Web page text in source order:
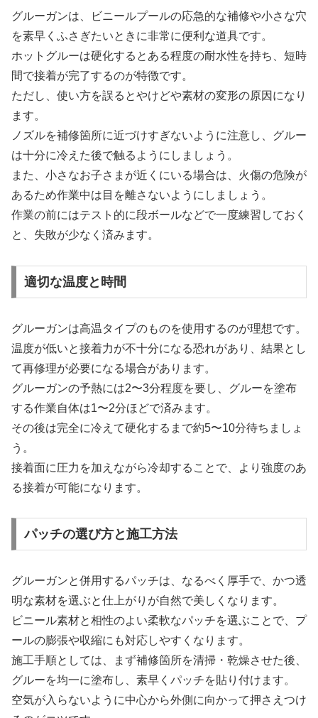
グルーガンは、ビニールプールの応急的な補修や小さな穴
を素早くふさぎたいときに非常に便利な道具です。
ホットグルーは硬化するとある程度の耐水性を持ち、短時
間で接着が完了するのが特徴です。
ただし、使い方を誤るとやけどや素材の変形の原因になり
ます。
ノズルを補修箇所に近づけすぎないように注意し、グルー
は十分に冷えた後で触るようにしましょう。
また、小さなお子さまが近くにいる場合は、火傷の危険が
あるため作業中は目を離さないようにしましょう。
作業の前にはテスト的に段ボールなどで一度練習しておく
と、失敗が少なく済みます。
適切な温度と時間
グルーガンは高温タイプのものを使用するのが理想です。
温度が低いと接着力が不十分になる恐れがあり、結果とし
て再修理が必要になる場合があります。
グルーガンの予熱には2〜3分程度を要し、グルーを塗布
する作業自体は1〜2分ほどで済みます。
その後は完全に冷えて硬化するまで約5〜10分待ちましょ
う。
接着面に圧力を加えながら冷却することで、より強度のあ
る接着が可能になります。
パッチの選び方と施工方法
グルーガンと併用するパッチは、なるべく厚手で、かつ透
明な素材を選ぶと仕上がりが自然で美しくなります。
ビニール素材と相性のよい柔軟なパッチを選ぶことで、プ
ールの膨張や収縮にも対応しやすくなります。
施工手順としては、まず補修箇所を清掃・乾燥させた後、
グルーを均一に塗布し、素早くパッチを貼り付けます。
空気が入らないように中心から外側に向かって押さえつけ